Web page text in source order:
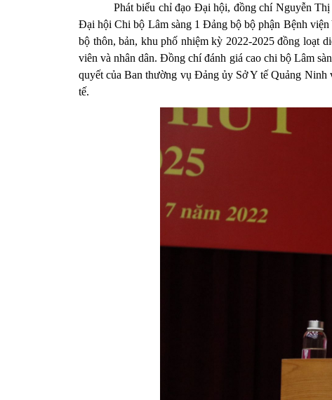
Phát biểu chỉ đạo Đại hội, đồng chí Nguyễn Thị
Đại hội Chi bộ Lâm sàng 1 Đảng bộ bộ phận Bệnh
bộ thôn, bản, khu phố nhiệm kỳ 2022-2025 đồng loạt
viên và nhân dân. Đồng chí đánh giá cao chi bộ Lâm
quyết của Ban thường vụ Đảng ủy Sở Y tế Quảng
tế.